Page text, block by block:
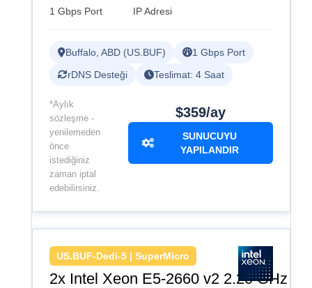
1 Gbps Port IP Adresi
Buffalo, ABD (US.BUF)
1 Gbps Port
rDNS Desteği
Teslimat: 4 Saat
*Aylık
sözleşme -
yenilemeden
önce
istediğiniz
zaman iptal
edebilirsiniz.
$359/ay
SUNUCUYU
YAPILANDIR
US.BUF-Dedi-5 | SuperMicro
2x Intel Xeon E5-2660 v2 2.20 GHz